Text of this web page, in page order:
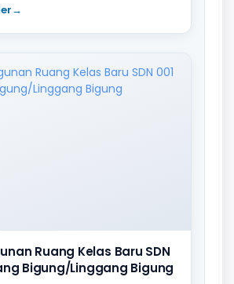
→
Ruang Kelas Baru SDN
Bigung/Linggang Bigung